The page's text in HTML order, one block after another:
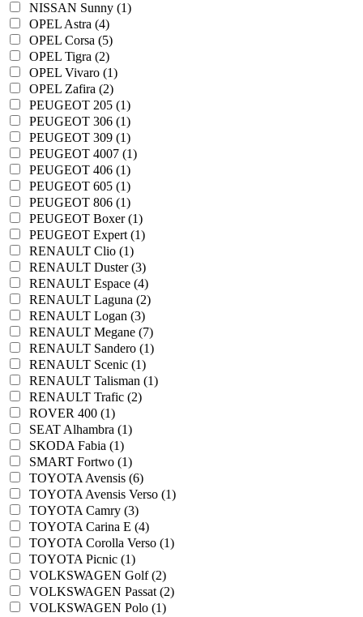
NISSAN Sunny (1)
OPEL Astra (4)
OPEL Corsa (5)
OPEL Tigra (2)
OPEL Vivaro (1)
OPEL Zafira (2)
PEUGEOT 205 (1)
PEUGEOT 306 (1)
PEUGEOT 309 (1)
PEUGEOT 4007 (1)
PEUGEOT 406 (1)
PEUGEOT 605 (1)
PEUGEOT 806 (1)
PEUGEOT Boxer (1)
PEUGEOT Expert (1)
RENAULT Clio (1)
RENAULT Duster (3)
RENAULT Espace (4)
RENAULT Laguna (2)
RENAULT Logan (3)
RENAULT Megane (7)
RENAULT Sandero (1)
RENAULT Scenic (1)
RENAULT Talisman (1)
RENAULT Trafic (2)
ROVER 400 (1)
SEAT Alhambra (1)
SKODA Fabia (1)
SMART Fortwo (1)
TOYOTA Avensis (6)
TOYOTA Avensis Verso (1)
TOYOTA Camry (3)
TOYOTA Carina E (4)
TOYOTA Corolla Verso (1)
TOYOTA Picnic (1)
VOLKSWAGEN Golf (2)
VOLKSWAGEN Passat (2)
VOLKSWAGEN Polo (1)